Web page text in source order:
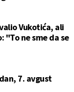
Vukotića, ali
"To ne sme da se
7. avgust